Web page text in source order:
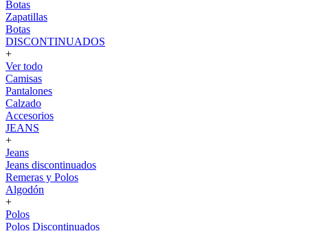
Botas
Zapatillas
Botas
DISCONTINUADOS
+
Ver todo
Camisas
Pantalones
Calzado
Accesorios
JEANS
+
Jeans
Jeans discontinuados
Remeras y Polos
Algodón
+
Polos
Polos Discontinuados